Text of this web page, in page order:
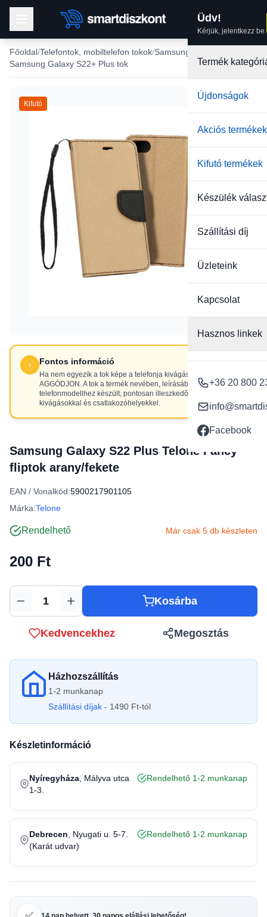
Üdv!
Kérjük, jelentkezz be.
Termék
Újdonságok
Akciós termékek
Kifutó termékek
Készülék
Szállítási díj
Üzleteink
Kapcsolat
Hasznos linkek
+36 20 800
Facebook
Főoldal Telefontok, mobiltelefon tokok Samsung tokok
Samsung Galaxy S22+ Plus tok
Fontos információ
Ha nem egyezik a tok képe a telefonja kivágásaival, NE
AGGÓDJON. A tok a termék nevében, leírásában szereplő
telefonmodellhez készült, pontosan illeszkedő
kivágásokkal és csatlakozóhelyekkel.
Kifutó
Samsung Galaxy S22 Plus Telone Fancy
fliptok arany/fekete
EAN / Vonalkód:5900217901105
Márka:Telone
Rendelhető Már csak 5 db készleten
200 Ft
Mennyiség Kosárba
Kedvencekhez Megosztás
Házhozszállítás
1-2 munkanap
Szállítási díjak - 1490 Ft-tól
Készletinformáció
Nyíregyháza , Mályva utca
1-3.
Rendelhető 1-2 munkanap
Debrecen , Nyugati u. 5-7.
(Karát udvar)
Rendelhető 1-2 munkanap